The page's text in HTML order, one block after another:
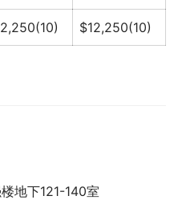
$12,250(10)
地下121-140室